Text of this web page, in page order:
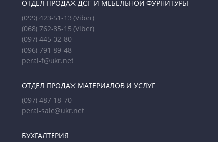
ОТДЕЛ ПРОДАЖ ДСП И МЕБЕЛЬНОЙ ФУРНИТУРЫ
(099) 423-51-13 (Viber)
(068) 762-85-15 (Viber)
(097) 445-02-80
(096) 791-89-48
peral-f@ukr.net
ОТДЕЛ ПРОДАЖ МАТЕРИАЛОВ И УСЛУГ
(097) 487-18-70
peral-sale@ukr.net
БУХГАЛТЕРИЯ